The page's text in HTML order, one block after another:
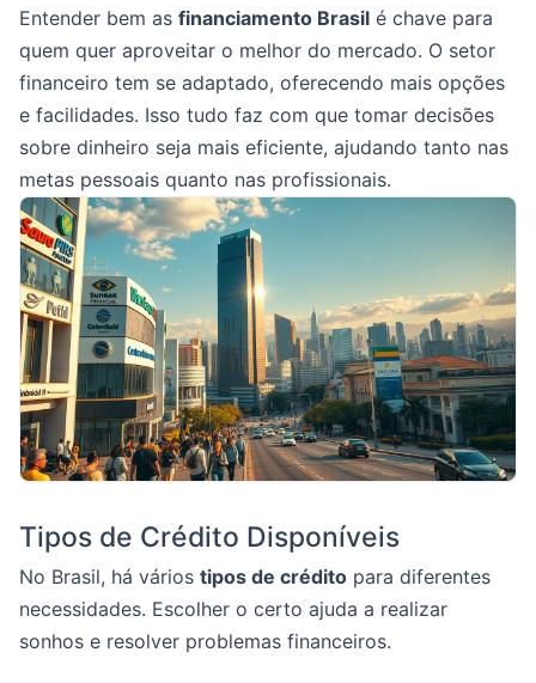
Entender bem as financiamento Brasil é chave para
quem quer aproveitar o melhor do mercado. O setor
financeiro tem se adaptado, oferecendo mais opções
e facilidades. Isso tudo faz com que tomar decisões
sobre dinheiro seja mais eficiente, ajudando tanto nas
metas pessoais quanto nas profissionais.
Tipos de Crédito Disponíveis
No Brasil, há vários tipos de crédito para diferentes
necessidades. Escolher o certo ajuda a realizar
sonhos e resolver problemas financeiros.